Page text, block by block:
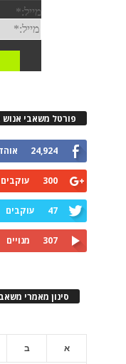
פורטל משאבי
24,924
300 עוקבים
47 עוקבים
307 מנויים
סינון מאמרי
א ב